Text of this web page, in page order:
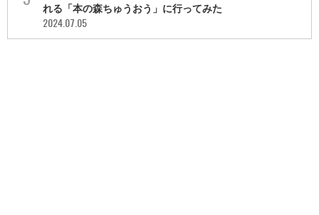
れる「本の森ちゅうおう」に行ってみた
2024.07.05